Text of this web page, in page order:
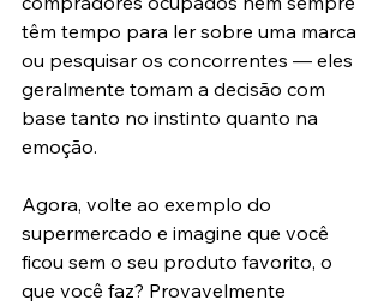
têm tempo para ler sobre uma marca
ou pesquisar os concorrentes — eles
geralmente tomam a decisão com
base tanto no instinto quanto na
emoção.
Agora, volte ao exemplo do
supermercado e imagine que você
ficou sem o seu produto favorito, o
que você faz? Provavelmente